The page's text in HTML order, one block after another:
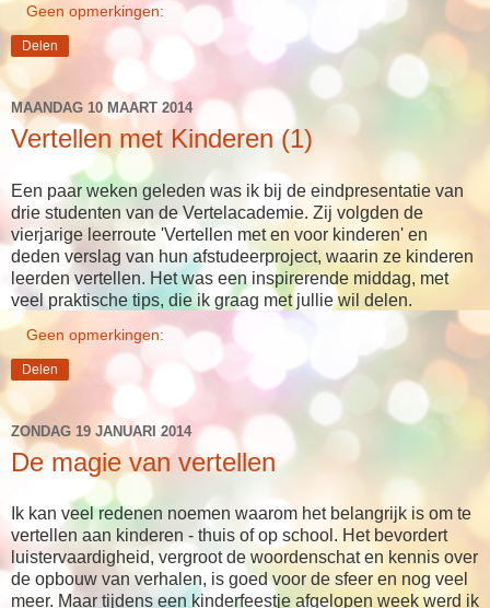
Geen opmerkingen:
Delen
MAANDAG 10 MAART 2014
Vertellen met Kinderen (1)
Een paar weken geleden was ik bij de eindpresentatie van
drie studenten van de Vertelacademie. Zij volgden de
vierjarige leerroute 'Vertellen met en voor kinderen' en
deden verslag van hun afstudeerproject, waarin ze kinderen
leerden vertellen. Het was een inspirerende middag, met
veel praktische tips, die ik graag met jullie wil delen.
Geen opmerkingen:
Delen
ZONDAG 19 JANUARI 2014
De magie van vertellen
Ik kan veel redenen noemen waarom het belangrijk is om te
vertellen aan kinderen - thuis of op school. Het bevordert
luistervaardigheid, vergroot de woordenschat en kennis over
de opbouw van verhalen, is goed voor de sfeer en nog veel
meer. Maar tijdens een kinderfeestje afgelopen week werd ik